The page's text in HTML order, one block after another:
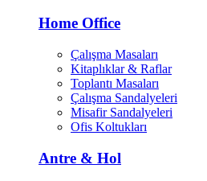
Home Office
Çalışma Masaları
Kitaplıklar & Raflar
Toplantı Masaları
Çalışma Sandalyeleri
Misafir Sandalyeleri
Ofis Koltukları
Antre & Hol